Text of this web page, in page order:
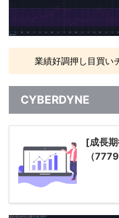
業績好調押し目買い
CYBERDYNE
[成長
（